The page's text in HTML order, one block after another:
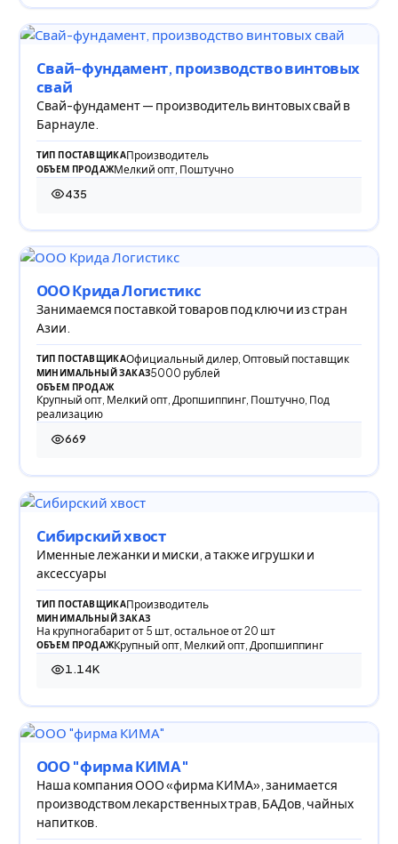
Свай-фундамент, производство винтовых
свай
Свай-фундамент — производитель винтовых свай в
Барнауле.
ТИП ПОСТАВЩИКАПроизводитель
ОБЪЕМ ПРОДАЖМелкий опт, Поштучно
435
435 просмотров
ООО Крида Логистикс
Занимаемся поставкой товаров под ключи из стран
Азии.
ТИП ПОСТАВЩИКАОфициальный дилер, Оптовый поставщик
МИНИМАЛЬНЫЙ ЗАКАЗ5000 рублей
ОБЪЕМ ПРОДАЖ
Крупный опт, Мелкий опт, Дропшиппинг, Поштучно, Под
реализацию
669
669 просмотров
Сибирский хвост
Именные лежанки и миски, а также игрушки и
аксессуары
ТИП ПОСТАВЩИКАПроизводитель
МИНИМАЛЬНЫЙ ЗАКАЗ
На крупногабарит от 5 шт, остальное от 20 шт
ОБЪЕМ ПРОДАЖКрупный опт, Мелкий опт, Дропшиппинг
1.14K
1 139 просмотров
ООО "фирма КИМА"
Наша компания ООО «фирма КИМА», занимается
производством лекарственных трав, БАДов, чайных
напитков.